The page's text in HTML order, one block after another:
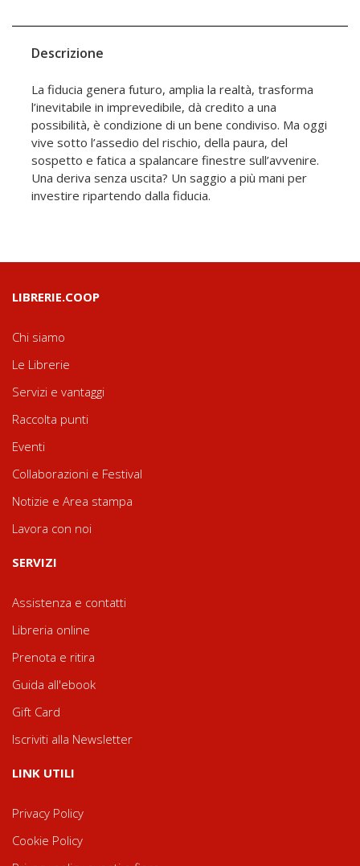
Descrizione
La fiducia genera futuro, amplia la realtà, trasforma
l’inevitabile in imprevedibile, dà credito a una
possibilità, è condizione di un bene condiviso. Ma oggi
vive sotto l’assedio del rischio, della paura, del
sospetto e fatica a spalancare finestre sull’avvenire.
Una deriva senza uscita? Un saggio a più mani per
investire ripartendo dalla fiducia.
LIBRERIE.COOP
Chi siamo
Le Librerie
Servizi e vantaggi
Raccolta punti
Eventi
Collaborazioni e Festival
Notizie e Area stampa
Lavora con noi
SERVIZI
Assistenza e contatti
Libreria online
Prenota e ritira
Guida all'ebook
Gift Card
Iscriviti alla Newsletter
LINK UTILI
Privacy Policy
Cookie Policy